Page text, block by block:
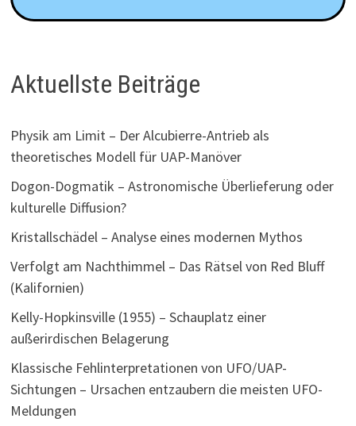
Aktuellste Beiträge
Physik am Limit – Der Alcubierre-Antrieb als
theoretisches Modell für UAP-Manöver
Dogon-Dogmatik – Astronomische Überlieferung oder
kulturelle Diffusion?
Kristallschädel – Analyse eines modernen Mythos
Verfolgt am Nachthimmel – Das Rätsel von Red Bluff
(Kalifornien)
Kelly-Hopkinsville (1955) – Schauplatz einer
außerirdischen Belagerung
Klassische Fehlinterpretationen von UFO/UAP-
Sichtungen – Ursachen entzaubern die meisten UFO-
Meldungen